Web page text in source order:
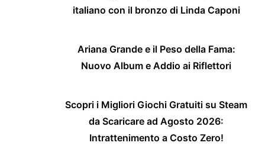
italiano con il bronzo di Linda Caponi
Ariana Grande e il Peso della Fama:
Nuovo Album e Addio ai Riflettori
Scopri i Migliori Giochi Gratuiti su Steam
da Scaricare ad Agosto 2026:
Intrattenimento a Costo Zero!